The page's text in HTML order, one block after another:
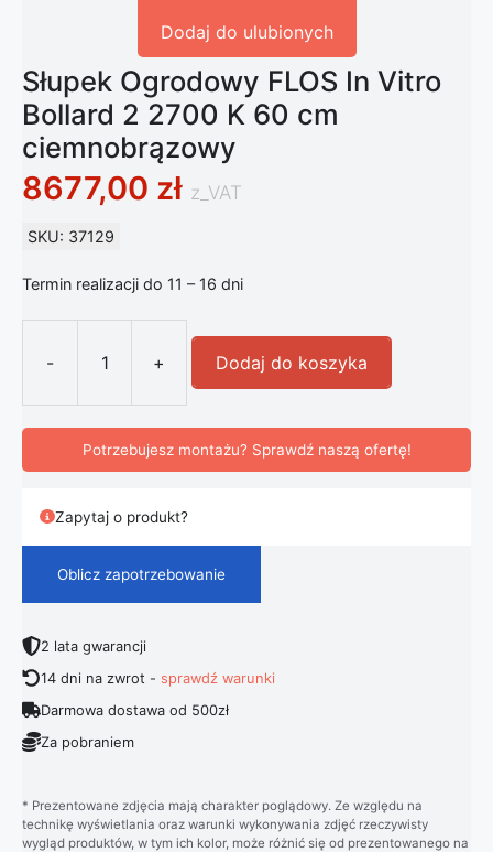
Dodaj do ulubionych
Słupek Ogrodowy FLOS In Vitro
Bollard 2 2700 K 60 cm
ciemnobrązowy
8677,00 zł z_VAT
SKU: 37129
Termin realizacji do 11 – 16 dni
-
ilość Słupek Ogrodowy FLOS In
+ Dodaj do koszyka
Potrzebujesz montażu? Sprawdź naszą ofertę!
Zapytaj o produkt?
Oblicz zapotrzebowanie
2 lata gwarancji
14 dni na zwrot -sprawdź warunki
Darmowa dostawa od 500zł
Za pobraniem
* Prezentowane zdjęcia mają charakter poglądowy. Ze względu na
technikę wyświetlania oraz warunki wykonywania zdjęć rzeczywisty
wygląd produktów, w tym ich kolor, może różnić się od prezentowanego na